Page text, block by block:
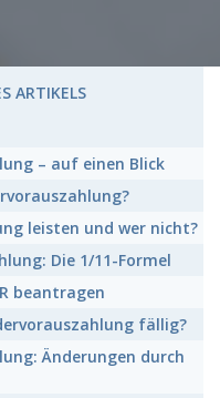
ARTIKELS
– auf einen Blick
leisten und wer nicht?
Die 1/11-Formel
beantragen
fällig?
Änderungen durch